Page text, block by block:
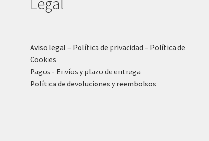
Legal
Aviso legal – Política de privacidad – Política de
Cookies
Pagos - Envíos y plazo de entrega
Política de devoluciones y reembolsos